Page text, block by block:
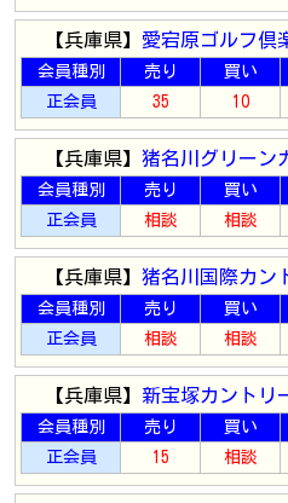
【兵庫県】 愛宕原ゴルフ倶
会員種別 売り 買い
正会員
35 10
【兵庫県】 猪名川グリーン
会員種別 売り 買い
正会員
相談 相談
【兵庫県】 猪名川国際カン
会員種別 売り 買い
正会員
相談 相談
【兵庫県】 新宝塚カントリ
会員種別 売り 買い
正会員
15 相談